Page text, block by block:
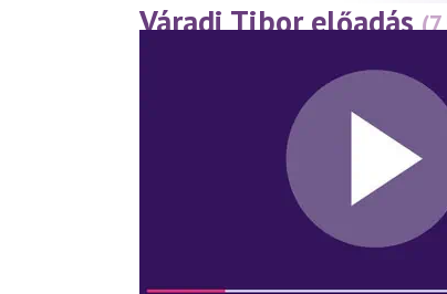
Váradi Tibor előadás
exoterikus